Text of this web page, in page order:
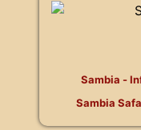
Sambia -
Sambia